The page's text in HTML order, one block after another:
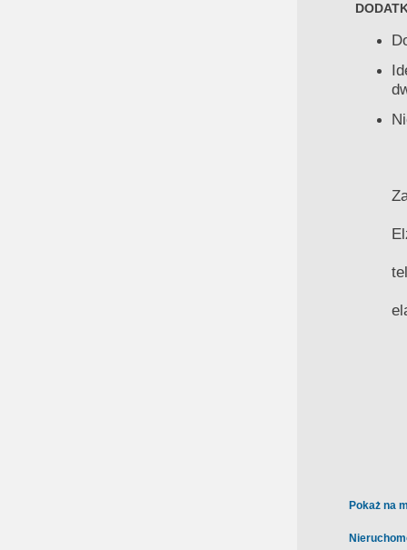
Pokaż na